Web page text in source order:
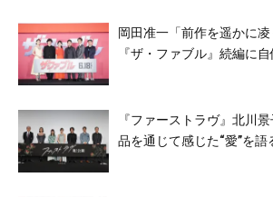
岡田准一「前作を遥かに凌
『ザ・ファブル』続編に自
『ファーストラヴ』北川
品を通じて感じた“愛”を語